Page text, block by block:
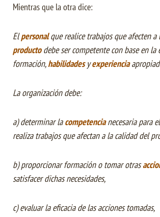
Mientras que la otra dice:
Elpersonalque realice trabajos que afecten a
productodebe ser competente con base en la
formación,habilidadesyexperiencia
La organización debe:
a) determinar lacompetencianecesaria para
realiza trabajos que afectan a la calidad del
b) proporcionar formación o tomar otras
satisfacer dichas necesidades,
c) evaluar la eficacia de las acciones tomadas,